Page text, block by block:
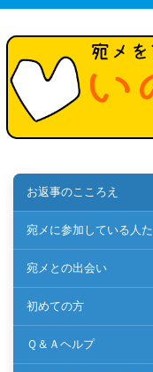
お返事のこころえ
宛メに参加している人
宛メとの出会い
初めての方
Ｑ＆Ａヘルプ